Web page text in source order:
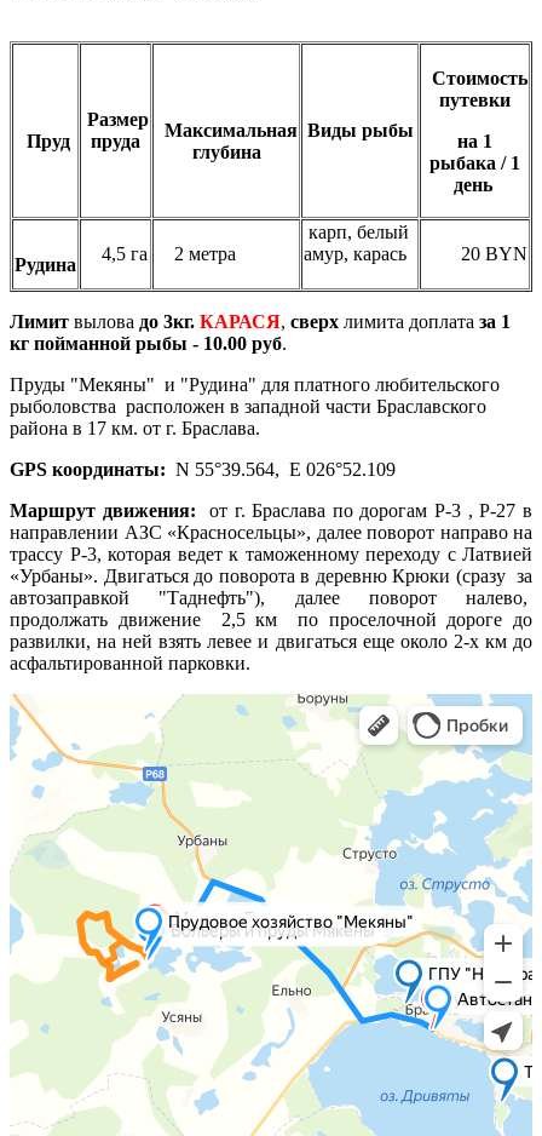
Пруд
Размер
пруда
Максимальная
глубина
Виды рыбы
Стоимость
путевки
на 1
рыбака / 1
день
Рудина
4,5 га 2 метра
карп, белый
амур, карась
20 BYN
Лимит вылова до 3кг. КАРАСЯ, сверх лимита доплата за 1
кг пойманной рыбы - 10.00 руб.
Пруды "Мекяны" и "Рудина" для платного любительского
рыболовства расположен в западной части Браславского
района в 17 км. от г. Браслава.
GPS координаты: N 55°39.564, E 026°52.109
Маршрут движения: от г. Браслава по дорогам Р-3 , Р-27 в
направлении АЗС «Красносельцы», далее поворот направо на
трассу Р-3, которая ведет к таможенному переходу с Латвией
«Урбаны». Двигаться до поворота в деревню Крюки (сразу за
автозаправкой "Таднефть"), далее поворот налево,
продолжать движение 2,5 км по проселочной дороге до
развилки, на ней взять левее и двигаться еще около 2-х км до
асфальтированной парковки.